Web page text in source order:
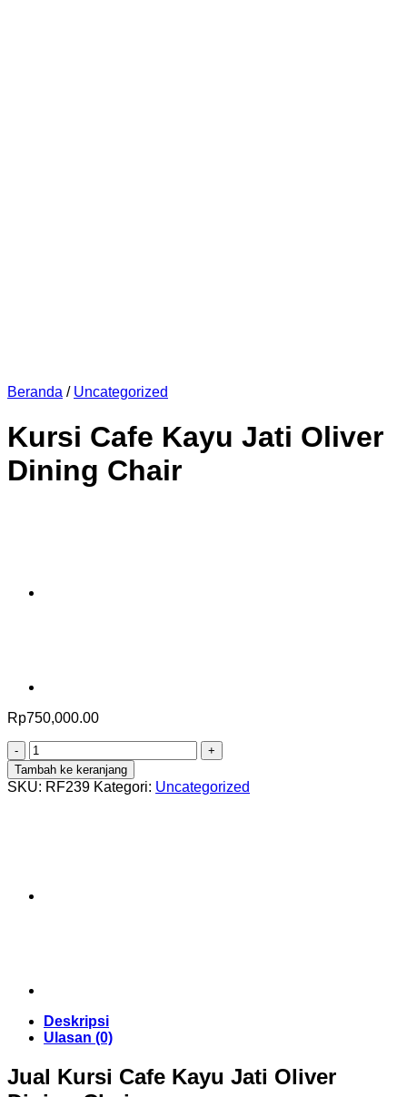
Beranda / Uncategorized
Kursi Cafe Kayu Jati Oliver
Dining Chair
Rp750,000.00
Kuantitas
Kursi
Cafe
Kayu
Tambah ke keranjang
SKU: RF239 Kategori: Uncategorized
Deskripsi
Ulasan (0)
Jual Kursi Cafe Kayu Jati Oliver